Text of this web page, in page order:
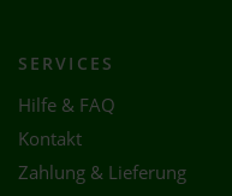
SERVICES
Hilfe & FAQ
Kontakt
Zahlung & Lieferung